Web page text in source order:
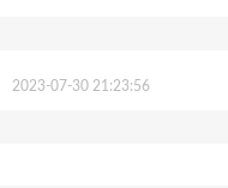
2023-07-30 21:23:56